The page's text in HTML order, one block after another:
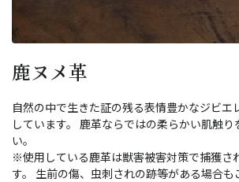
鹿ヌメ革
自然の中で生きた証の残る表情豊かなジビエ
しています。 鹿革ならではの柔らかい肌触
い。
※使用している鹿革は獣害被害対策で捕獲さ
す。 生前の傷、虫刺されの跡等がある場合も